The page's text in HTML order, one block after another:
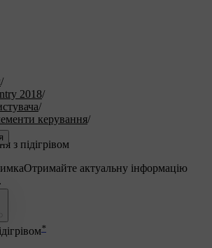
/
2018/
/
керування/
з підігрівом
Отримайте актуальну інформацію
*